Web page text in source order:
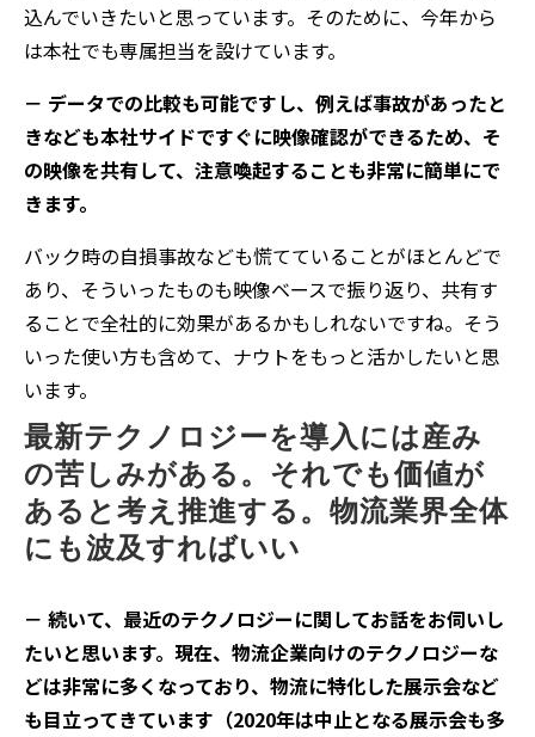
込んでいきたいと思っています。そのために、今年から
は本社でも専属担当を設けています。
－ データでの比較も可能ですし、例えば事故があったと
きなども本社サイドですぐに映像確認ができるため、そ
の映像を共有して、注意喚起することも非常に簡単にで
きます。
バック時の自損事故なども慌てていることがほとんどで
あり、そういったものも映像ベースで振り返り、共有す
ることで全社的に効果があるかもしれないですね。そう
いった使い方も含めて、ナウトをもっと活かしたいと思
います。
最新テクノロジーを導入には産み
の苦しみがある。それでも価値が
あると考え推進する。物流業界全体
にも波及すればいい
－ 続いて、最近のテクノロジーに関してお話をお伺いし
たいと思います。現在、物流企業向けのテクノロジーな
どは非常に多くなっており、物流に特化した展示会など
も目立ってきています（2020年は中止となる展示会も多